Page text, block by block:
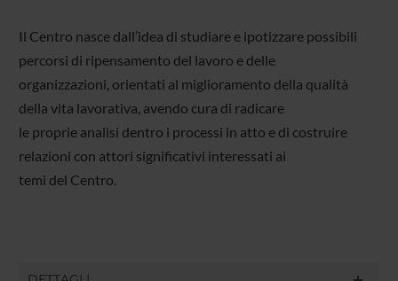
Il Centro nasce dall’idea di studiare e ipotizzare possibili
percorsi di ripensamento del lavoro e delle
organizzazioni, orientati al miglioramento della qualità
della vita lavorativa, avendo cura di radicare
le proprie analisi dentro i processi in atto e di costruire
relazioni con attori significativi interessati ai
temi del Centro.